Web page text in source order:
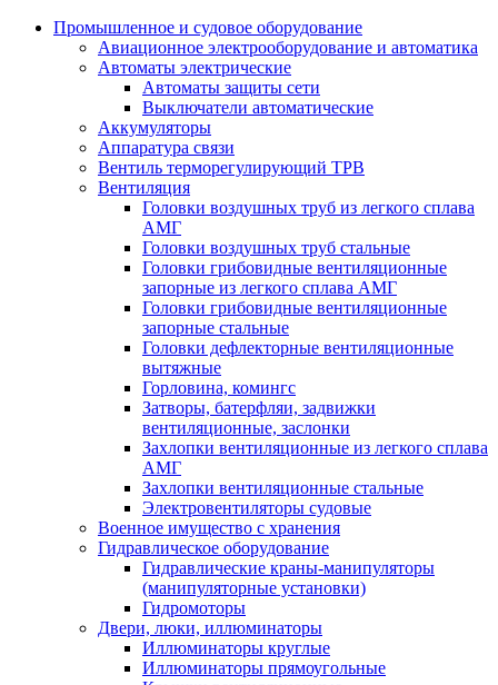
Промышленное и судовое оборудование
Авиационное электрооборудование и автоматика
Автоматы электрические
Автоматы защиты сети
Выключатели автоматические
Аккумуляторы
Аппаратура связи
Вентиль терморегулирующий ТРВ
Вентиляция
Головки воздушных труб из легкого сплава
АМГ
Головки воздушных труб стальные
Головки грибовидные вентиляционные
запорные из легкого сплава АМГ
Головки грибовидные вентиляционные
запорные стальные
Головки дефлекторные вентиляционные
вытяжные
Горловина, комингс
Затворы, батерфляи, задвижки
вентиляционные, заслонки
Захлопки вентиляционные из легкого сплава
АМГ
Захлопки вентиляционные стальные
Электровентиляторы судовые
Военное имущество с хранения
Гидравлическое оборудование
Гидравлические краны-манипуляторы
(манипуляторные установки)
Гидромоторы
Двери, люки, иллюминаторы
Иллюминаторы круглые
Иллюминаторы прямоугольные